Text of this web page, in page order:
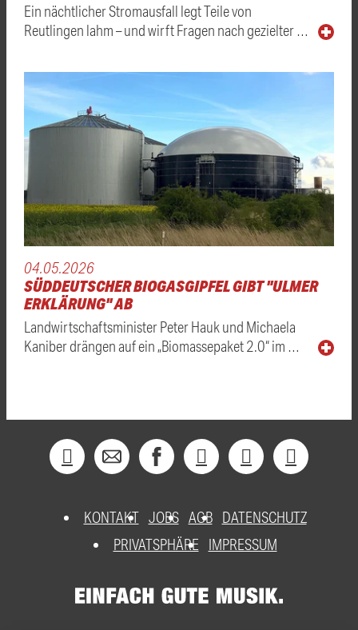
Ein nächtlicher Stromausfall legt Teile von
Reutlingen lahm – und wirft Fragen nach gezielter …
04.05.2026
SÜDDEUTSCHER BIOGASGIPFEL GIBT "ULMER
ERKLÄRUNG" AB
Landwirtschaftsminister Peter Hauk und Michaela
Kaniber drängen auf ein „Biomassepaket 2.0“ im …
KONTAKT JOBS AGB DATENSCHUTZ
PRIVATSPHÄRE
IMPRESSUM